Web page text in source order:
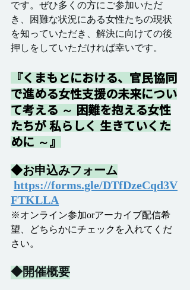
です。ぜひ多くの方にご参加いただ
き、困難な状況にある女性たちの現状
を知っていただき、解決に向けての後
押しをしていただければ幸いです。
『くまもとにおける、官民協同
で進める女性支援の未来につい
て考える ～ 困難を抱える女性
たちが 私らしく 生きていくた
めに ～』
◆お申込みフォーム
https://forms.gle/DTfDzeCqd3V
FTKLLA
※オンライン参加orアーカイブ配信希
望、どちらかにチェックを入れてくだ
さい。
◆開催概要